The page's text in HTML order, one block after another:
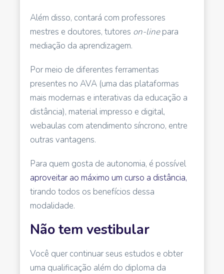
Além disso, contará com professores
mestres e doutores, tutores on-linepara
mediação da aprendizagem.
Por meio de diferentes ferramentas
presentes no AVA (uma das plataformas
mais modernas e interativas da educação a
distância), material impresso e digital,
webaulas com atendimento síncrono, entre
outras vantagens.
Para quem gosta de autonomia, é possível
aproveitar ao máximo um curso a distância,
tirando todos os benefícios dessa
modalidade.
Não tem vestibular
Você quer continuar seus estudos e obter
uma qualificação além do diploma da